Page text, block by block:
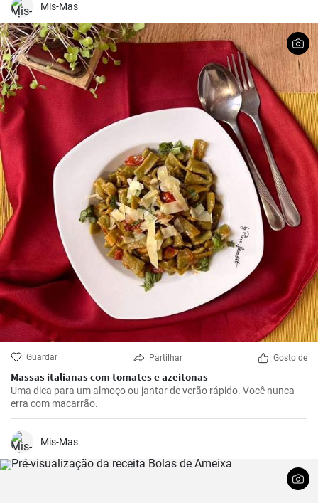
Mis-Mas
Guardar Partilhar Gosto de
Massas italianas com tomates e azeitonas
Uma dica para um almoço ou jantar de verão rápido. Você nunca
erra com macarrão.
Mis-Mas